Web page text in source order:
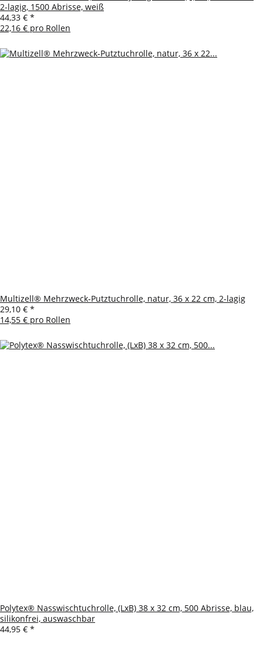
2-lagig, 1500 Abrisse, weiß
44,33 € *
22,16 € pro Rollen
Multizell® Mehrzweck-Putztuchrolle, natur, 36 x 22 cm, 2-lagig
29,10 € *
14,55 € pro Rollen
Polytex® Nasswischtuchrolle, (LxB) 38 x 32 cm, 500 Abrisse, blau,
silikonfrei, auswaschbar
44,95 € *